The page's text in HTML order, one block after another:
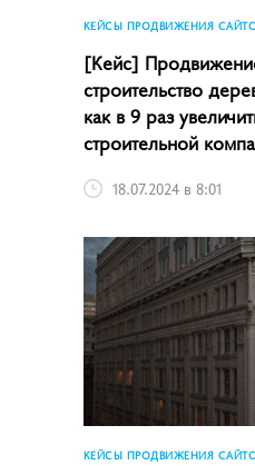
КЕЙСЫ ПРОДВИЖЕНИЯ
[Кейс]
строительство
как в 9 раз
строительной
18.07.2024 в 8:01
КЕЙСЫ ПРОДВИЖЕНИЯ